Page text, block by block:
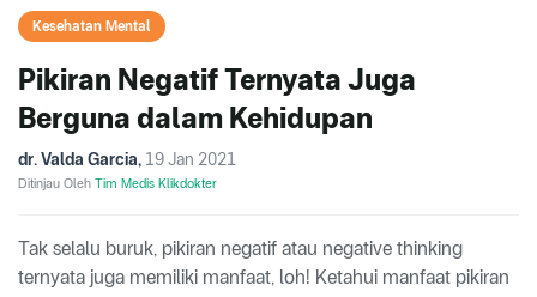
Kesehatan Mental
Pikiran Negatif Ternyata Juga
Berguna dalam Kehidupan
dr. Valda Garcia, 19 Jan 2021
Ditinjau Oleh Tim Medis Klikdokter
Tak selalu buruk, pikiran negatif atau negative thinking
ternyata juga memiliki manfaat, loh! Ketahui manfaat pikiran